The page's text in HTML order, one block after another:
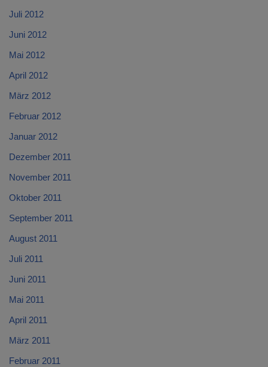
Juli 2012
Juni 2012
Mai 2012
April 2012
März 2012
Februar 2012
Januar 2012
Dezember 2011
November 2011
Oktober 2011
September 2011
August 2011
Juli 2011
Juni 2011
Mai 2011
April 2011
März 2011
Februar 2011